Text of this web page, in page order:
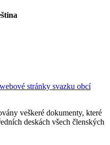
webové stránky svazku obcí
veškeré dokumenty, které
deskách všech členských